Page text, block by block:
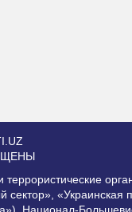
террористические
сектор»,
Национал-